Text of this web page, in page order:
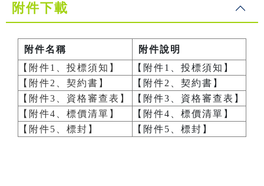
附件下載
附件名稱
附件說明
【附件1、投標須知】
【附件1、投標須知】
【附件2、契約書】
【附件2、契約書】
【附件3、資格審查表】
【附件3、資格審查表】
【附件4、標價清單】
【附件4、標價清單】
【附件5、標封】
【附件5、標封】